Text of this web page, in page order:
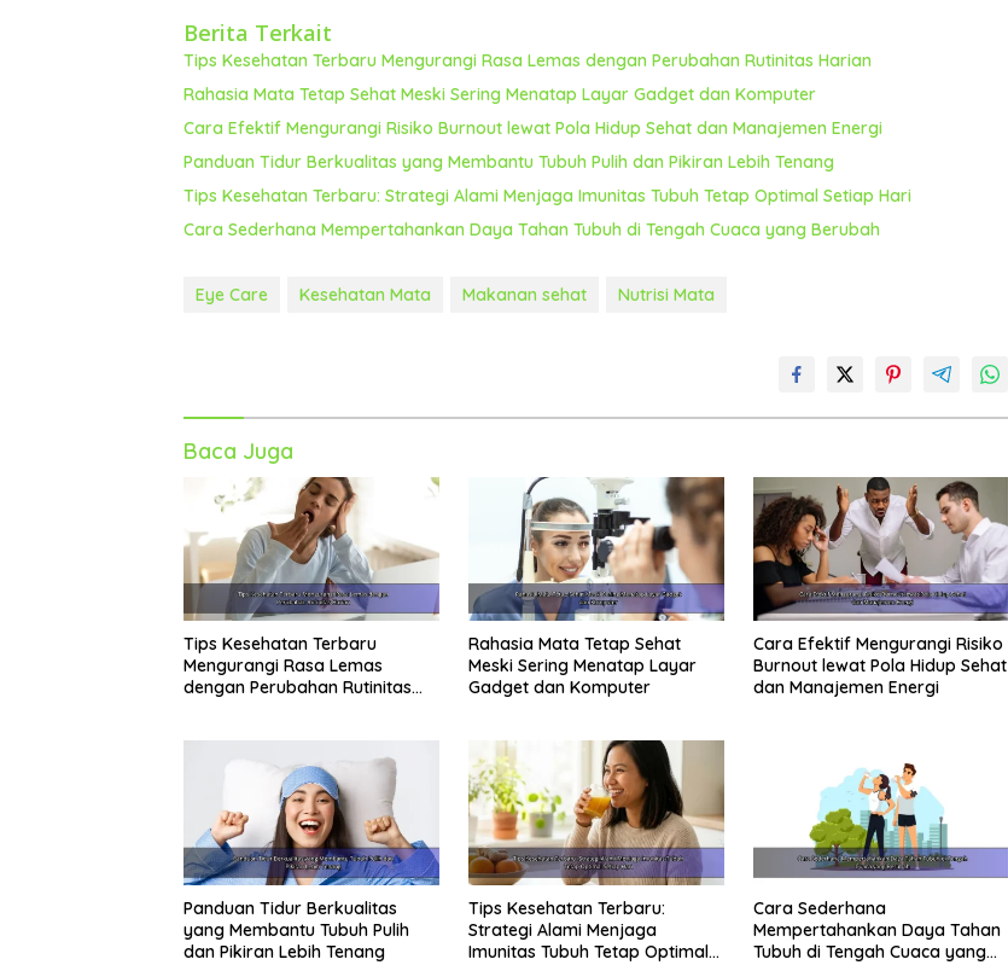
Berita Terkait
Tips Kesehatan Terbaru Mengurangi Rasa Lemas dengan Perubahan Rutinitas Harian
Rahasia Mata Tetap Sehat Meski Sering Menatap Layar Gadget dan Komputer
Cara Efektif Mengurangi Risiko Burnout lewat Pola Hidup Sehat dan Manajemen Energi
Panduan Tidur Berkualitas yang Membantu Tubuh Pulih dan Pikiran Lebih Tenang
Tips Kesehatan Terbaru: Strategi Alami Menjaga Imunitas Tubuh Tetap Optimal Setiap Hari
Cara Sederhana Mempertahankan Daya Tahan Tubuh di Tengah Cuaca yang Berubah
Eye Care Kesehatan Mata Makanan sehat Nutrisi Mata
Baca Juga
Tips Kesehatan Terbaru
Mengurangi Rasa Lemas
dengan Perubahan Rutinitas
Rahasia Mata Tetap Sehat
Meski Sering Menatap Layar
Gadget dan Komputer
Cara Efektif Mengurangi Risiko
Burnout lewat Pola Hidup Sehat
dan Manajemen Energi
Panduan Tidur Berkualitas
yang Membantu Tubuh Pulih
dan Pikiran Lebih Tenang
Tips Kesehatan Terbaru:
Strategi Alami Menjaga
Imunitas Tubuh Tetap Optimal
Cara Sederhana
Mempertahankan Daya Tahan
Tubuh di Tengah Cuaca yang